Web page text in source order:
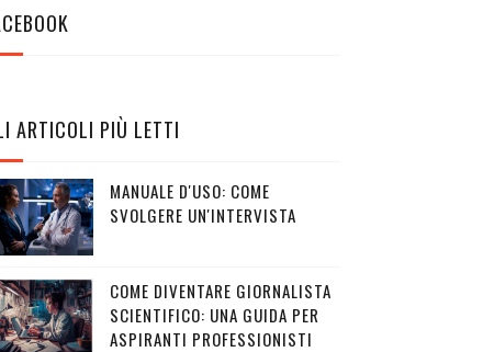
ARTICOLI PIÙ LETTI
MANUALE D'USO: COME
SVOLGERE UN'INTERVISTA
COME DIVENTARE GIORNALISTA
SCIENTIFICO: UNA GUIDA PER
ASPIRANTI PROFESSIONISTI